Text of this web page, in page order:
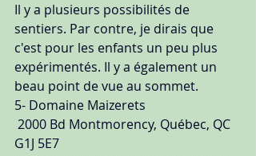
Il y a plusieurs possibilités de
sentiers. Par contre, je dirais que
c'est pour les enfants un peu plus
expérimentés. Il y a également un
beau point de vue au sommet.
5- Domaine Maizerets
2000 Bd Montmorency, Québec, QC
G1J 5E7